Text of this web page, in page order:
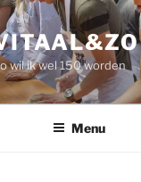
wil ik wel 150 worden
Menu